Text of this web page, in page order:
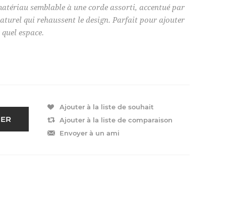
semblable à une corde assorti, accentué par
qui rehaussent le design. Parfait pour ajouter
espace.